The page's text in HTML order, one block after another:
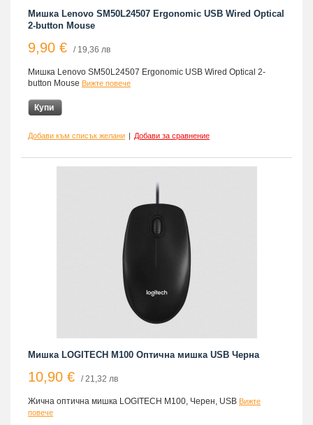
Мишка Lenovo SM50L24507 Ergonomic USB Wired Optical
2-button Mouse
9,90 € / 19,36 лв
Мишка Lenovo SM50L24507 Ergonomic USB Wired Optical 2-
button Mouse Вижте повече
Купи
Добави към списък желани Добави за сравнение
Мишка LOGITECH M100 Оптична мишка USB Черна
10,90 € / 21,32 лв
Жична оптична мишка LOGITECH M100, Черен, USB Вижте
повече